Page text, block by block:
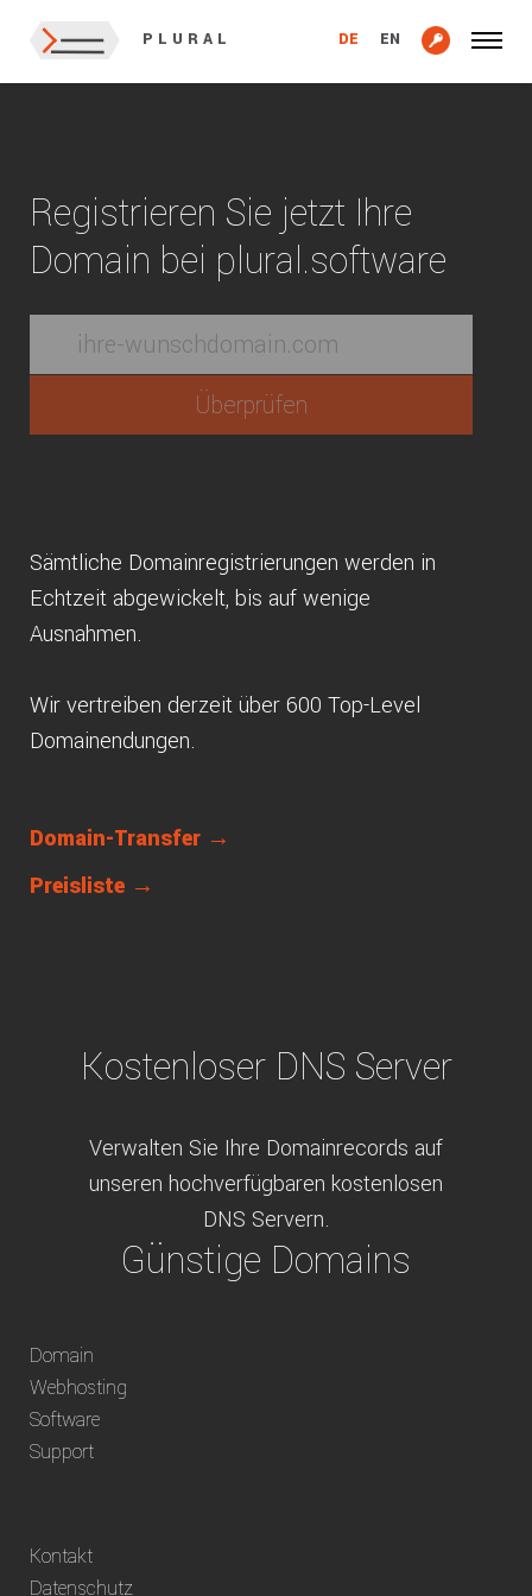
PLURAL DE EN
Registrieren Sie jetzt Ihre
Domain bei plural.software
Sämtliche Domainregistrierungen werden in
Echtzeit abgewickelt, bis auf wenige
Ausnahmen.
Wir vertreiben derzeit über 600 Top-Level
Domainendungen.
Domain-Transfer →
Preisliste →
Kostenloser DNS Server
Verwalten Sie Ihre Domainrecords auf
unseren hochverfügbaren kostenlosen
DNS Servern.
Günstige Domains
weltweit verfügbare Domains inklusive
Vorkasse oder über ein andere verfügbare
Domain
Webhosting
Software
Support
Kontakt
Datenschutz